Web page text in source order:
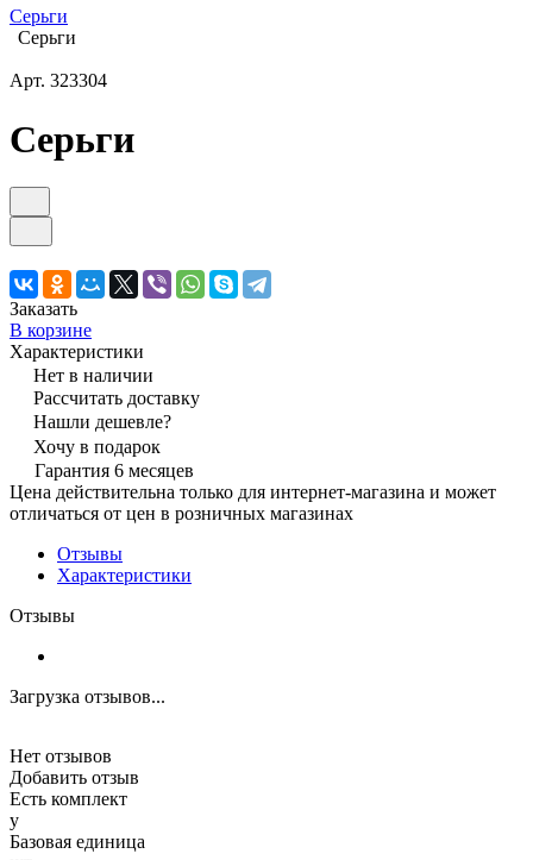
Серьги
Серьги
Арт. 323304
Серьги
Заказать
В корзине
Характеристики
Нет в наличии
Рассчитать доставку
Нашли дешевле?
Хочу в подарок
Гарантия 6 месяцев
Цена действительна только для интернет-магазина и может
отличаться от цен в розничных магазинах
Отзывы
Характеристики
Отзывы
Загрузка отзывов...
Нет отзывов
Добавить отзыв
Есть комплект
y
Базовая единица